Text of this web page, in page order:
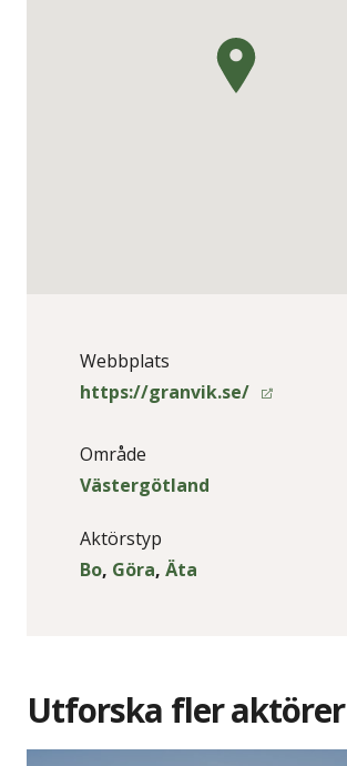
Webbplats
https://granvik.se/
Område
Västergötland
Aktörstyp
Bo, Göra, Äta
Utforska fler aktörer